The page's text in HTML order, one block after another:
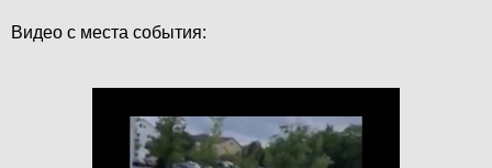
Видео с места события: